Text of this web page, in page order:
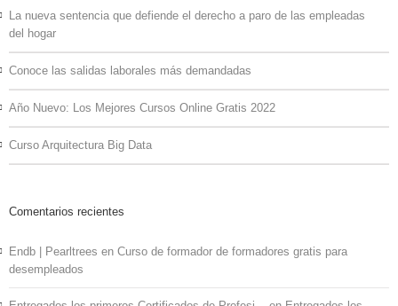
La nueva sentencia que defiende el derecho a paro de las empleadas
del hogar
Conoce las salidas laborales más demandadas
Año Nuevo: Los Mejores Cursos Online Gratis 2022
Curso Arquitectura Big Data
Comentarios recientes
Endb | Pearltrees en Curso de formador de formadores gratis para
desempleados